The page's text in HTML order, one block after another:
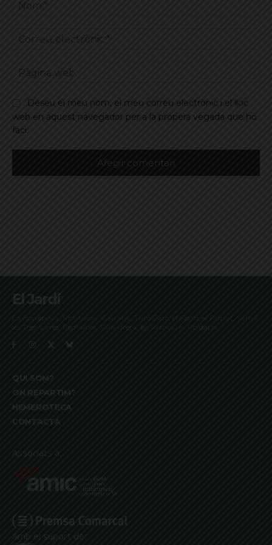
Deseu el meu nom, el meu correu electrònic i el lloc
web en aquest navegador per a la propera vegada que ho
faci.
El Jardí
La Bonanova, Monterols, Galvany, Turó Parc, el Farró, el Putxet, Sarrià,
les Tres Torres, Pedralbes, Vallvidrera, les Planes i el Tibidabo
QUI SOM?
ON REPARTIM?
HEMEROTECA
CONTACTA
Associats a:
Amb el suport de: